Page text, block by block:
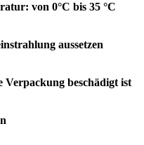
von 0°C bis 35 °C
aussetzen
Verpackung beschädigt ist